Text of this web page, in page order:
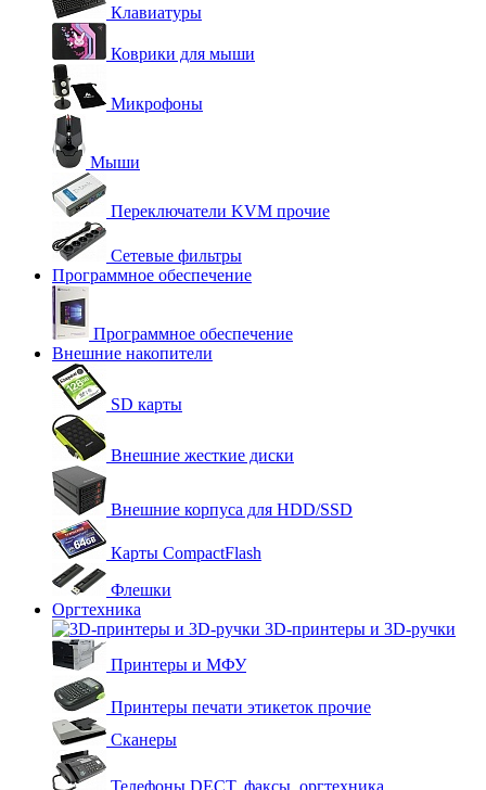
Клавиатуры
Коврики для мыши
Микрофоны
Мыши
Переключатели KVM прочие
Сетевые фильтры
Программное обеспечение
Программное обеспечение
Внешние накопители
SD карты
Внешние жесткие диски
Внешние корпуса для HDD/SSD
Карты CompactFlash
Флешки
Оргтехника
3D-принтеры и 3D-ручки
Принтеры и МФУ
Принтеры печати этикеток прочие
Сканеры
Телефоны DECT, факсы, оргтехника